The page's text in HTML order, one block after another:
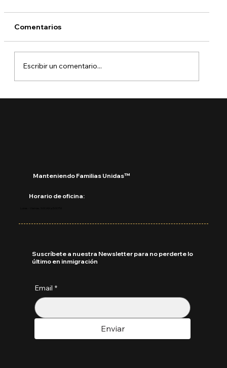
Comentarios
Escribir un comentario...
Manteniendo Familias Unidas™
Horario de oficina:
Email *
Enviar
Suscríbete a nuestra Newsletter para no perderte lo
último en inmigración